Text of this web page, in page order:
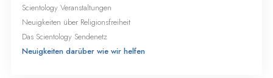
Scientology Veranstaltungen
Neuigkeiten über Religionsfreiheit
Das Scientology Sendenetz
Neuigkeiten darüber wie wir helfen